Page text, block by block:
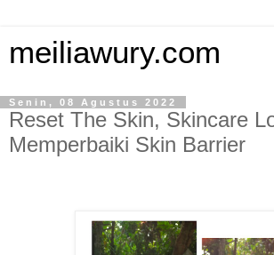
meiliawury.com
Senin, 08 Agustus 2022
Reset The Skin, Skincare
Memperbaiki Skin Barrier